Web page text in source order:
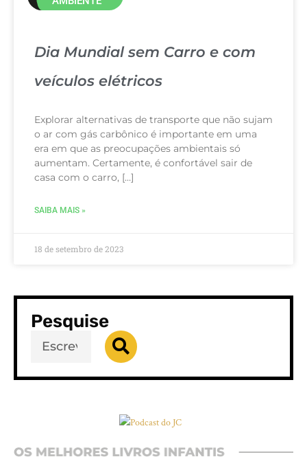
Dia Mundial sem Carro e com
veículos elétricos
Explorar alternativas de transporte que não sujam
o ar com gás carbônico é importante em uma
era em que as preocupações ambientais só
aumentam. Certamente, é confortável sair de
casa com o carro, […]
SAIBA MAIS »
18 de setembro de 2023
Pesquise